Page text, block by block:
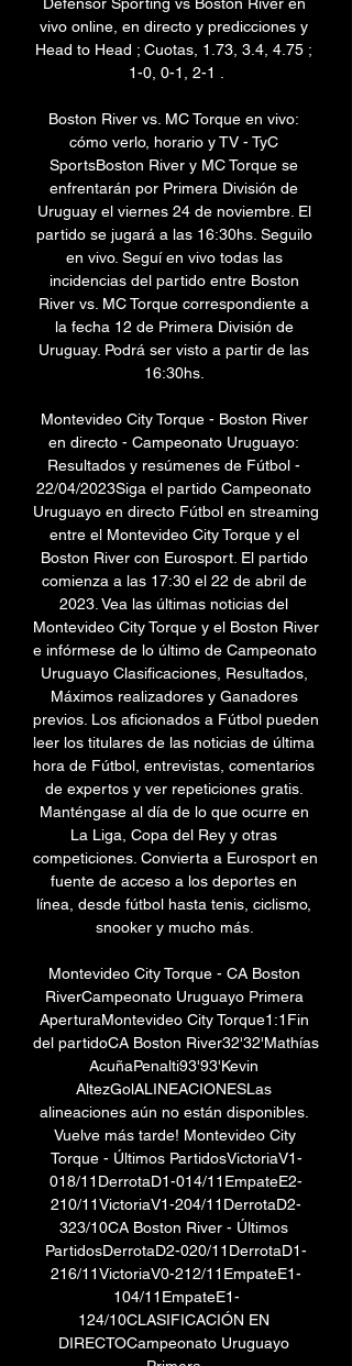
Defensor Sporting vs Boston River en
vivo online, en directo y predicciones y
Head to Head ; Cuotas, 1.73, 3.4, 4.75 ;
1-0, 0-1, 2-1 .
Boston River vs. MC Torque en vivo:
cómo verlo, horario y TV - TyC
SportsBoston River y MC Torque se
enfrentarán por Primera División de
Uruguay el viernes 24 de noviembre. El
partido se jugará a las 16:30hs. Seguilo
en vivo. Seguí en vivo todas las
incidencias del partido entre Boston
River vs. MC Torque correspondiente a
la fecha 12 de Primera División de
Uruguay. Podrá ser visto a partir de las
16:30hs.
Montevideo City Torque - Boston River
en directo - Campeonato Uruguayo:
Resultados y resúmenes de Fútbol -
22/04/2023Siga el partido Campeonato
Uruguayo en directo Fútbol en streaming
entre el Montevideo City Torque y el
Boston River con Eurosport. El partido
comienza a las 17:30 el 22 de abril de
2023. Vea las últimas noticias del
Montevideo City Torque y el Boston River
e infórmese de lo último de Campeonato
Uruguayo Clasificaciones, Resultados,
Máximos realizadores y Ganadores
previos. Los aficionados a Fútbol pueden
leer los titulares de las noticias de última
hora de Fútbol, entrevistas, comentarios
de expertos y ver repeticiones gratis.
Manténgase al día de lo que ocurre en
La Liga, Copa del Rey y otras
competiciones. Convierta a Eurosport en
fuente de acceso a los deportes en
línea, desde fútbol hasta tenis, ciclismo,
snooker y mucho más.
Montevideo City Torque - CA Boston
RiverCampeonato Uruguayo Primera
AperturaMontevideo City Torque1:1Fin
del partidoCA Boston River32'32'Mathías
AcuñaPenalti93'93'Kevin
AltezGolALINEACIONESLas
alineaciones aún no están disponibles.
Vuelve más tarde! Montevideo City
Torque - Últimos PartidosVictoriaV1-
018/11DerrotaD1-014/11EmpateE2-
210/11VictoriaV1-204/11DerrotaD2-
323/10CA Boston River - Últimos
PartidosDerrotaD2-020/11DerrotaD1-
216/11VictoriaV0-212/11EmpateE1-
104/11EmpateE1-
124/10CLASIFICACIÓN EN
DIRECTOCampeonato Uruguayo